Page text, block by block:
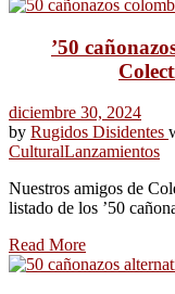
’50
diciembre 30, 2024
by Rugidos Disidentes
CulturalLanzamientos
Nuestros amigos de
listado de los ’50
Read More